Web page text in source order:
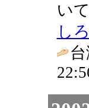
い
し